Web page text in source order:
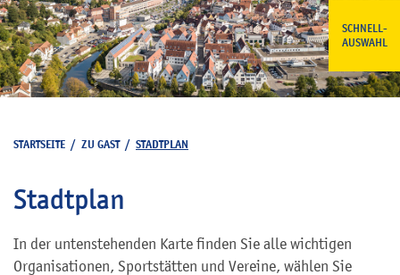
SCHNELL-
AUSWAHL
STARTSEITE / ZU GAST/ STADTPLAN
Stadtplan
In der untenstehenden Karte finden Sie alle wichtigen
Organisationen, Sportstätten und Vereine, wählen Sie